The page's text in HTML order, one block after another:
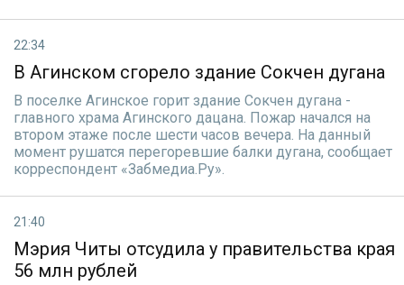
22:34
В Агинском сгорело здание Сокчен дугана
В поселке Агинское горит здание Сокчен дугана -
главного храма Агинского дацана. Пожар начался на
втором этаже после шести часов вечера. На данный
момент рушатся перегоревшие балки дугана, сообщает
корреспондент «Забмедиа.Ру».
21:40
Мэрия Читы отсудила у правительства края
56 млн рублей